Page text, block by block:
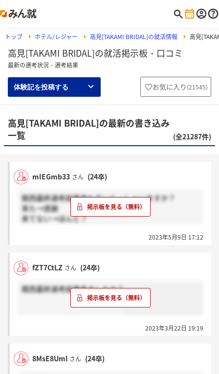
トップ ホテル/レジャー 高見[TAKAMI BRIDAL]の就活情報 高見
高見[TAKAMI BRIDAL]の就活掲示板・口コミ
最新の選考状況・選考結果
体験記を投稿する お気に入り (21545)
高見[TAKAMI BRIDAL]の最新の書き込み
一覧
(全21287件)
mIEGmb33 さん (24卒)
関西最終選考結果来た方いらっしゃいますか？
来た→感謝
来てない→ほんと？
2023年5月9日 17:12
fZT7CtLZ さん (24卒)
関西最終選考結果来ましたか？
2023年3月22日 19:19
8MsE8Uml さん (24卒)